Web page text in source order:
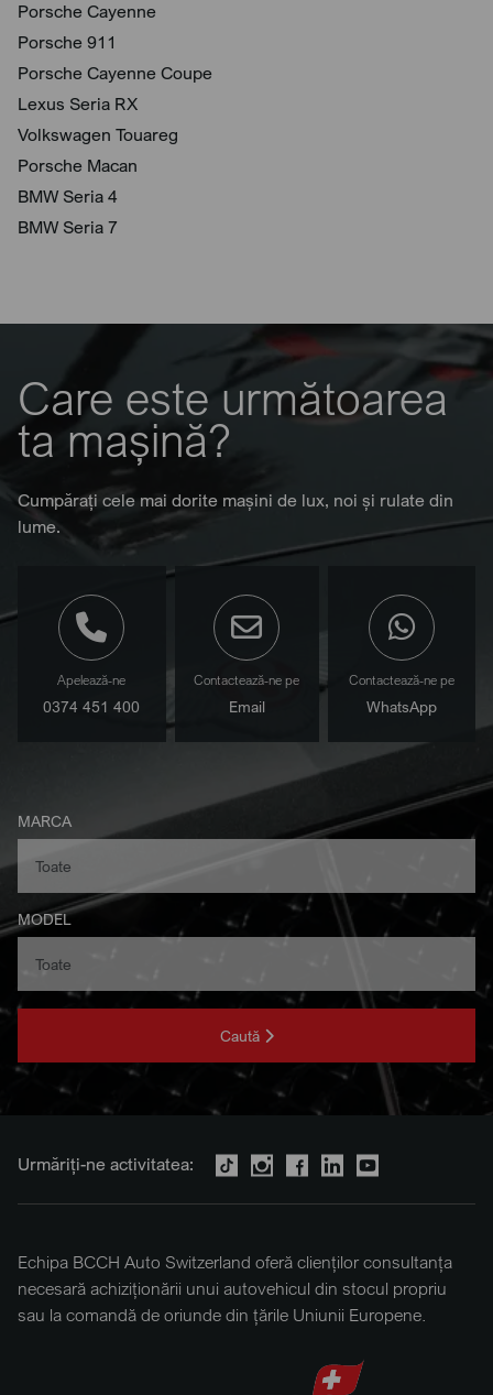
Porsche Cayenne
Porsche 911
Porsche Cayenne Coupe
Lexus Seria RX
Volkswagen Touareg
Porsche Macan
BMW Seria 4
BMW Seria 7
Care este următoarea
ta mașină?
Cumpărați cele mai dorite mașini de lux, noi și rulate din
lume.
Apelează-ne
0374 451 400
Contactează-ne pe
Email
Contactează-ne pe
WhatsApp
MARCA
MODEL
Caută
Urmăriți-ne activitatea:
Echipa BCCH Auto Switzerland oferă clienților consultanța
necesară achiziționării unui autovehicul din stocul propriu
sau la comandă de oriunde din țările Uniunii Europene.